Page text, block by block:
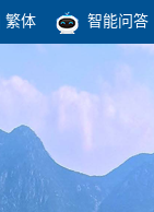
繁体 智能问答
高效 理性
政府机构
政府公报